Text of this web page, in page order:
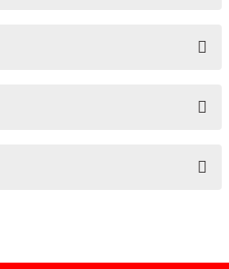
formunu kullanarak tarafımıza